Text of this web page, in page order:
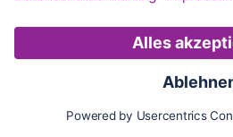
Karte Updates
Karte